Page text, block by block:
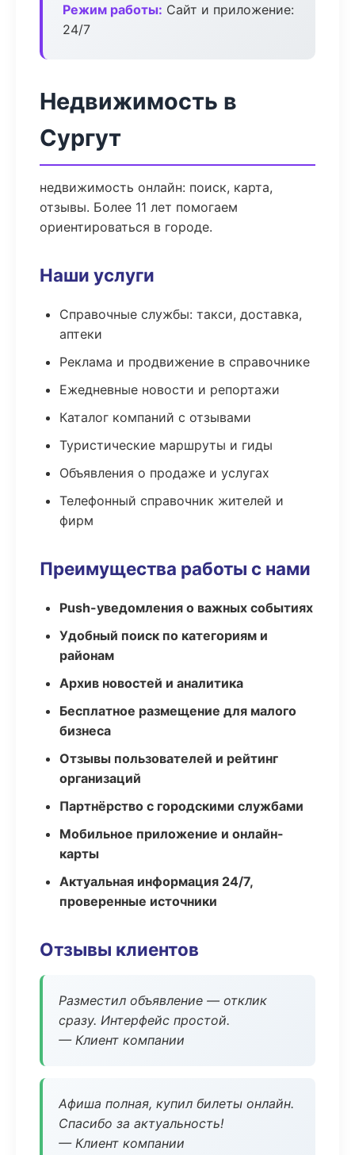
Режим работы: Сайт и приложение:
24/7
Недвижимость в
Сургут
недвижимость онлайн: поиск, карта,
отзывы. Более 11 лет помогаем
ориентироваться в городе.
Наши услуги
Справочные службы: такси, доставка,
аптеки
Реклама и продвижение в справочнике
Ежедневные новости и репортажи
Каталог компаний с отзывами
Туристические маршруты и гиды
Объявления о продаже и услугах
Телефонный справочник жителей и
фирм
Преимущества работы с нами
Push-уведомления о важных событиях
Удобный поиск по категориям и
районам
Архив новостей и аналитика
Бесплатное размещение для малого
бизнеса
Отзывы пользователей и рейтинг
организаций
Партнёрство с городскими службами
Мобильное приложение и онлайн-
карты
Актуальная информация 24/7,
проверенные источники
Отзывы клиентов
Разместил объявление — отклик
сразу. Интерфейс простой.
— Клиент компании
Афиша полная, купил билеты онлайн.
Спасибо за актуальность!
— Клиент компании